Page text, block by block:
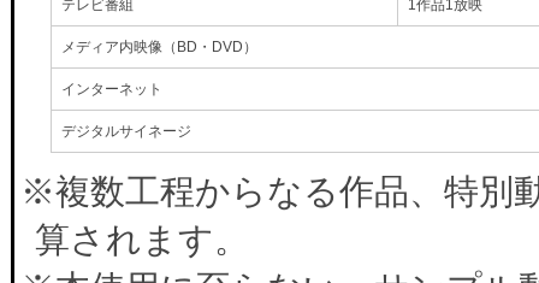
テレビ番組 1作品1放映
メディア内映像（BD・DVD）
インターネット
デジタルサイネージ
※複数工程からなる作品、特別
算されます。